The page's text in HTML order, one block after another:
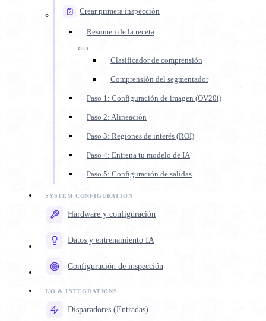
Crear primera inspección
Resumen de la receta
Clasificador de comprensión
Comprensión del segmentador
Paso 1: Configuración de imagen (OV20i)
Paso 2: Alineación
Paso 3: Regiones de interés (ROI)
Paso 4: Entrena tu modelo de IA
Paso 5: Configuración de salidas
Hardware y configuración
Datos y entrenamiento IA
Configuración de inspección
Disparadores (Entradas)